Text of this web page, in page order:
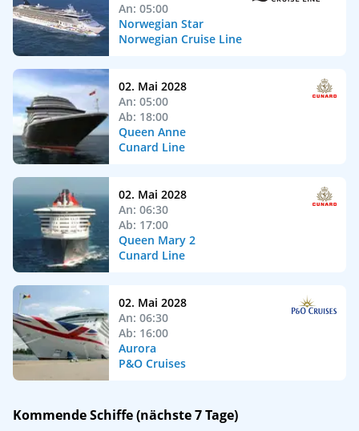
An: 05:00
Norwegian Star
Norwegian Cruise Line
02. Mai 2028
An: 05:00
Ab: 18:00
Queen Anne
Cunard Line
02. Mai 2028
An: 06:30
Ab: 17:00
Queen Mary 2
Cunard Line
02. Mai 2028
An: 06:30
Ab: 16:00
Aurora
P&O Cruises
Kommende Schiffe (nächste 7 Tage)